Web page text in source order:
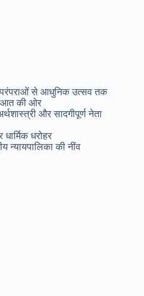
परंपराओं से आधुनिक उत्सव तक
की ओर
और सादगीपूर्ण नेता
धरोहर
न्यायपालिका की नींव